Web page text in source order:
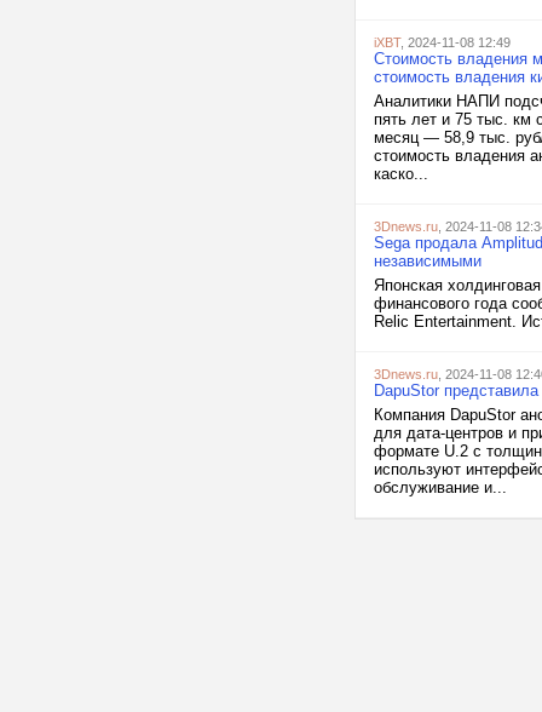
iXBT, 2024-11-08 12:49
Стоимость владения
стоимость владения
Аналитики НАПИ
пять лет и 75 тыс. км
месяц — 58,9 тыс.
стоимость владения
каско...
3Dnews.ru , 2024-11-08
Sega продала
независимыми
Японская
финансового года
Relic Entertainment.
3Dnews.ru , 2024-11-08
DapuStor
Компания DapuStor
для дата-центров и
формате U.2 с
используют
обслуживание и...